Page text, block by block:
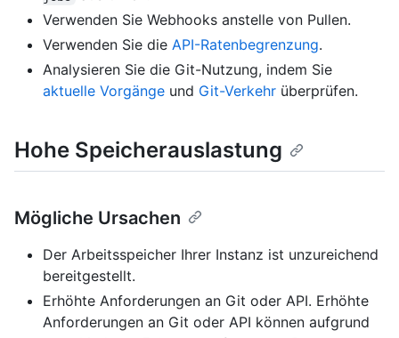
Verwenden Sie Webhooks anstelle von Pullen.
Verwenden Sie die API-Ratenbegrenzung.
Analysieren Sie die Git-Nutzung, indem Sie
aktuelle Vorgänge und Git-Verkehr überprüfen.
Hohe Speicherauslastung
Mögliche Ursachen
Der Arbeitsspeicher Ihrer Instanz ist unzureichend
bereitgestellt.
Erhöhte Anforderungen an Git oder API. Erhöhte
Anforderungen an Git oder API können aufgrund